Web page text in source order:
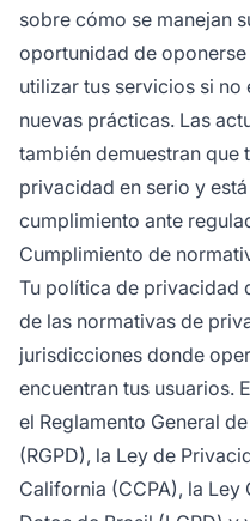
sobre cómo se manejan
oportunidad de
utilizar tus servicios si no
nuevas prácticas. Las
también demuestran que
privacidad en serio y
cumplimiento ante
Cumplimiento de
Tu política de privacidad
de las normativas de
jurisdicciones donde
encuentran tus usuarios.
el Reglamento General
(RGPD), la Ley de
California (CCPA), la